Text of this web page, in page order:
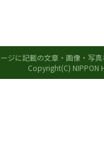
ジに記載の文章・画像・写
Copyright(C) NIPPON